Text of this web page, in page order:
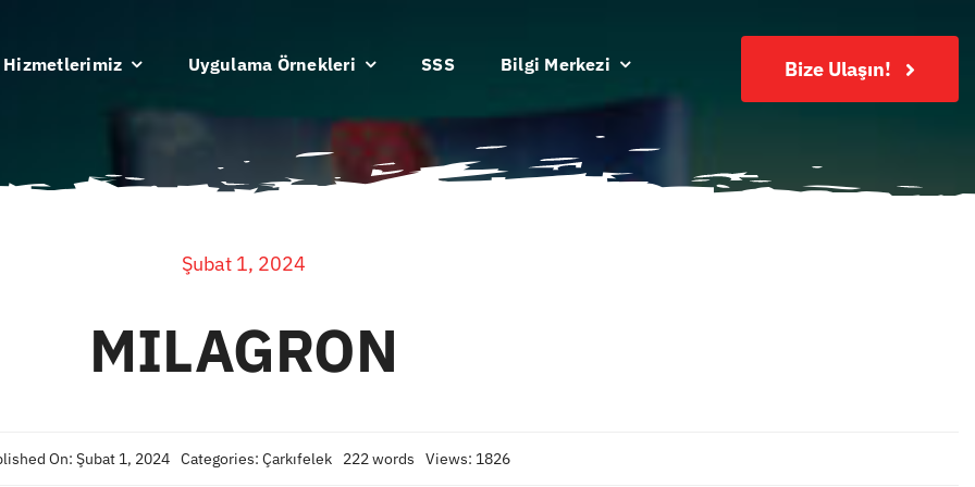
Hizmetlerimiz Uygulama Örnekleri SSS Bilgi Merkezi Bize Ulaşın!
Şubat 1, 2024
MILAGRON
On: Şubat 1, 2024 Categories: Çarkıfelek 222 words Views: 1826